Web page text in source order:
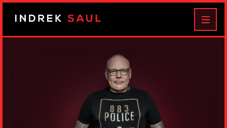
Indrek